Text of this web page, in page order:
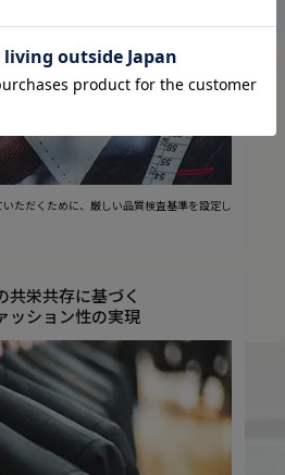
ただくために、厳しい品質検査基準を設定し
共栄共存に基づく
ッション性の実現